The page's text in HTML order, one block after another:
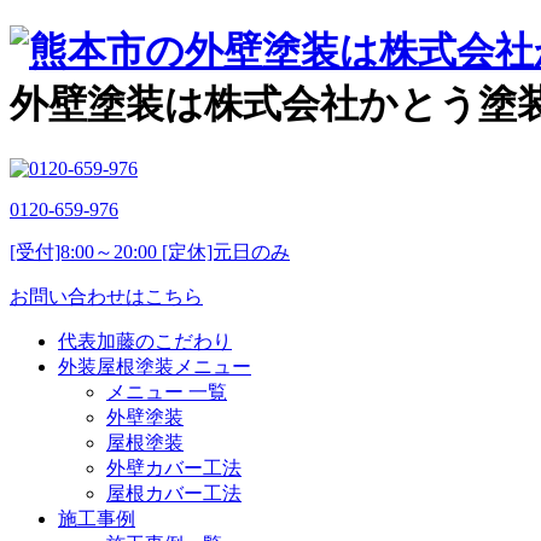
外壁塗装は株式会社かとう塗
0120-659-976
[受付]8:00～20:00 [定休]元日のみ
お問い合わせはこちら
代表加藤のこだわり
外装屋根塗装メニュー
メニュー 一覧
外壁塗装
屋根塗装
外壁カバー工法
屋根カバー工法
施工事例